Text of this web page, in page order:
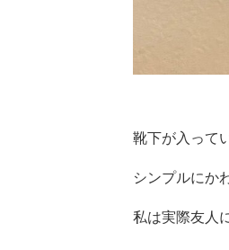
靴下が入って
シンプルにか
私は実際友人